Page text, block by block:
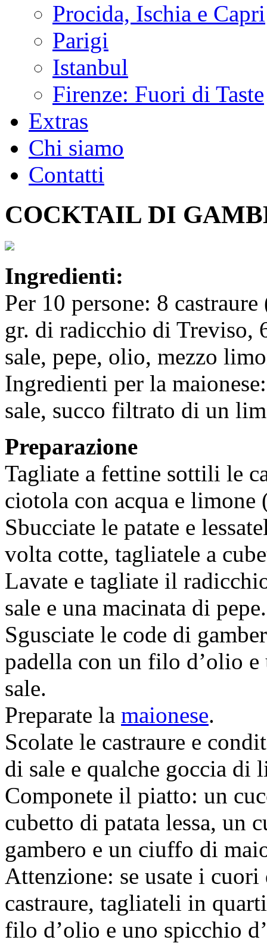
Procida, Ischia e Capri
Parigi
Istanbul
Firenze: Fuori di Taste
Extras
Chi siamo
Contatti
COCKTAIL DI
Ingredienti:
Per 10 persone: 8
gr. di radicchio di Treviso,
sale, pepe, olio, mezzo
Ingredienti per la
sale, succo filtrato di un
Preparazione
Tagliate a fettine sottili le
ciotola con acqua e limone
Sbucciate le patate e
volta cotte, tagliatele a
Lavate e tagliate il
sale e una macinata di pepe.
Sgusciate le code di
padella con un filo d’olio
sale.
Preparate la maionese.
Scolate le castraure e
di sale e qualche goccia di
Componete il piatto: un
cubetto di patata lessa, un
gambero e un ciuffo di
Attenzione: se usate i
castraure, tagliateli in
filo d’olio e uno spicchio